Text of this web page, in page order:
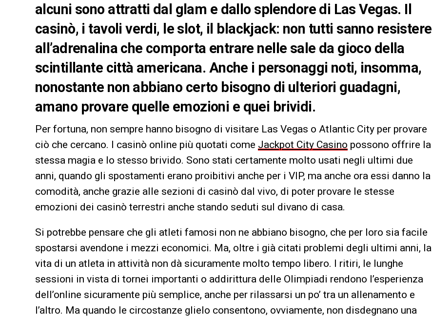
alcuni sono attratti dal glam e dallo splendore di Las Vegas. Il
casinò, i tavoli verdi, le slot, il blackjack: non tutti sanno resistere
all’adrenalina che comporta entrare nelle sale da gioco della
scintillante città americana. Anche i personaggi noti, insomma,
nonostante non abbiano certo bisogno di ulteriori guadagni,
amano provare quelle emozioni e quei brividi.
Per fortuna, non sempre hanno bisogno di visitare Las Vegas o Atlantic City per provare
ciò che cercano. I casinò online più quotati come Jackpot City Casino possono offrire la
stessa magia e lo stesso brivido. Sono stati certamente molto usati negli ultimi due
anni, quando gli spostamenti erano proibitivi anche per i VIP, ma anche ora essi danno la
comodità, anche grazie alle sezioni di casinò dal vivo, di poter provare le stesse
emozioni dei casinò terrestri anche stando seduti sul divano di casa.
Si potrebbe pensare che gli atleti famosi non ne abbiano bisogno, che per loro sia facile
spostarsi avendone i mezzi economici. Ma, oltre i già citati problemi degli ultimi anni, la
vita di un atleta in attività non dà sicuramente molto tempo libero. I ritiri, le lunghe
sessioni in vista di tornei importanti o addirittura delle Olimpiadi rendono l’esperienza
dell’online sicuramente più semplice, anche per rilassarsi un po’ tra un allenamento e
l’altro. Ma quando le circostanze glielo consentono, ovviamente, non disdegnano una